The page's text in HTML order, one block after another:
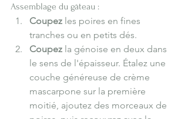
Assemblage du gâteau :
Coupez les poires en fines
tranches ou en petits dés.
Coupez la génoise en deux dans
le sens de l'épaisseur. Étalez une
couche généreuse de crème
mascarpone sur la première
moitié, ajoutez des morceaux de